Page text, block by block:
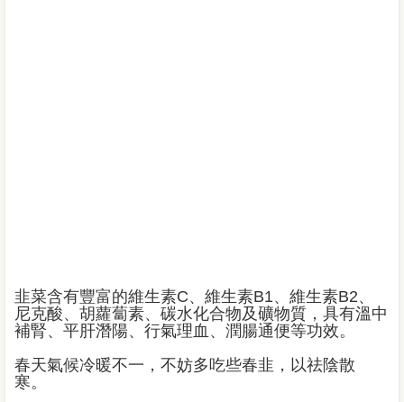
韭菜含有豐富的維生素C、維生素B1、維生素B2、
尼克酸、胡蘿蔔素、碳水化合物及礦物質，具有溫中
補腎、平肝潛陽、行氣理血、潤腸通便等功效。
春天氣候冷暖不一，不妨多吃些春韭，以祛陰散
寒。